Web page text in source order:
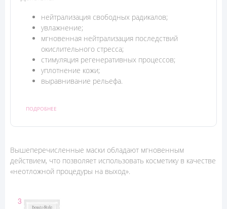
нейтрализация свободных радикалов;
увлажнение;
мгновенная нейтрализация последствий
окислительного стресса;
стимуляция регенеративных процессов;
уплотнение кожи;
выравнивание рельефа.
ПОДРОБНЕЕ
Вышеперечисленные маски обладают мгновенным
действием, что позволяет использовать косметику в качестве
«неотложной процедуры на выход».
3